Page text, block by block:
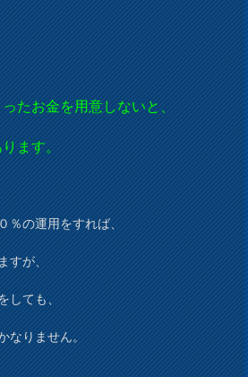
たお金を用意しないと、
ます。
％の運用をすれば、
すが、
しても、
なりません。